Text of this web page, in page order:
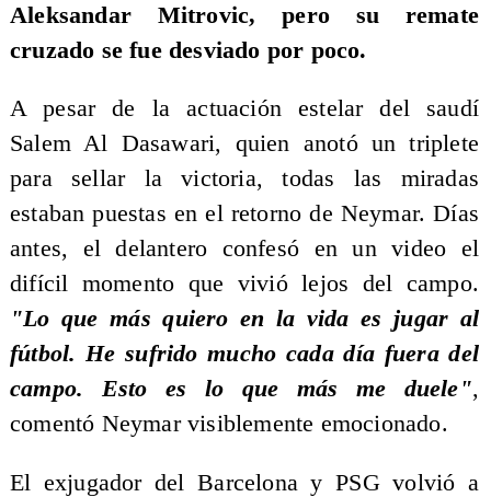
Aleksandar Mitrovic, pero su remate
cruzado se fue desviado por poco.
A pesar de la actuación estelar del saudí
Salem Al Dasawari, quien anotó un triplete
para sellar la victoria, todas las miradas
estaban puestas en el retorno de Neymar. Días
antes, el delantero confesó en un video el
difícil momento que vivió lejos del campo.
"Lo que más quiero en la vida es jugar al
fútbol. He sufrido mucho cada día fuera del
campo. Esto es lo que más me duele",
comentó Neymar visiblemente emocionado.
El exjugador del Barcelona y PSG volvió a